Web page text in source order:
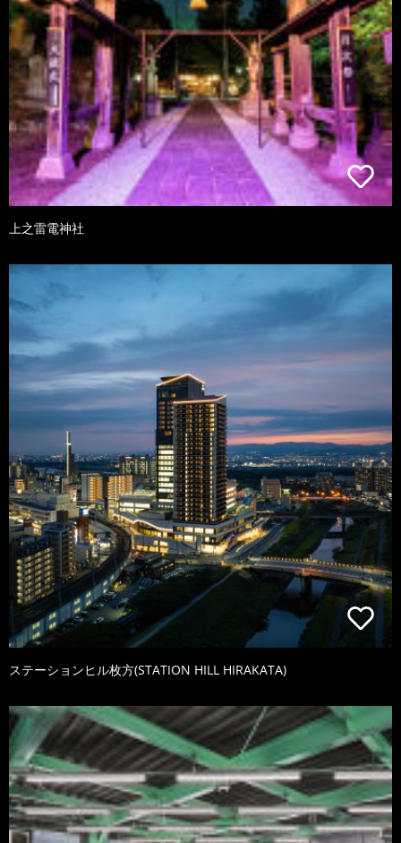
上之雷電神社
ステーションヒル枚方(STATION HILL HIRAKATA)